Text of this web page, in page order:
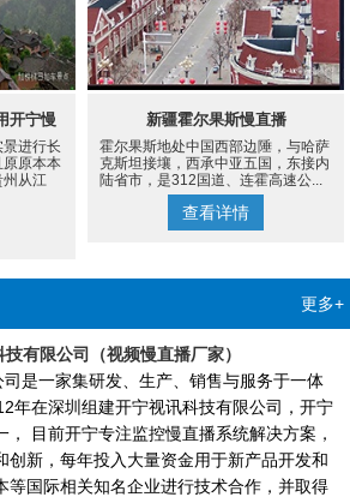
开宁慢
进行长
原原本本
州从江
新疆霍尔果斯慢直播
霍尔果斯地处中国西部边陲，与哈萨
克斯坦接壤，西承中亚五国，东接内
陆省市，是312国道、连霍高速公...
查看详情
更多+
有限公司（视频慢直播厂家）
是一家集研发、生产、销售与服务于一体
年在深圳组建开宁视讯科技有限公司，开宁
目前开宁专注监控慢直播系统解决方案，
创新，每年投入大量资金用于新产品开发和
等国际相关知名企业进行技术合作，并取得